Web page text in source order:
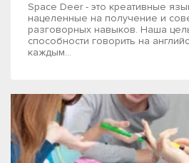
Space Deer - это креативные
нацеленные на получение и
разговорных навыков. Наша
способности говорить на
каждым...